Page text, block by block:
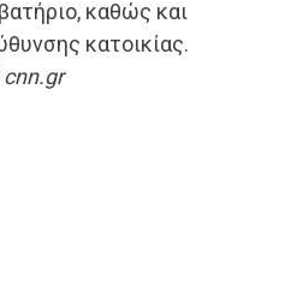
καθώς και
κατοικίας.